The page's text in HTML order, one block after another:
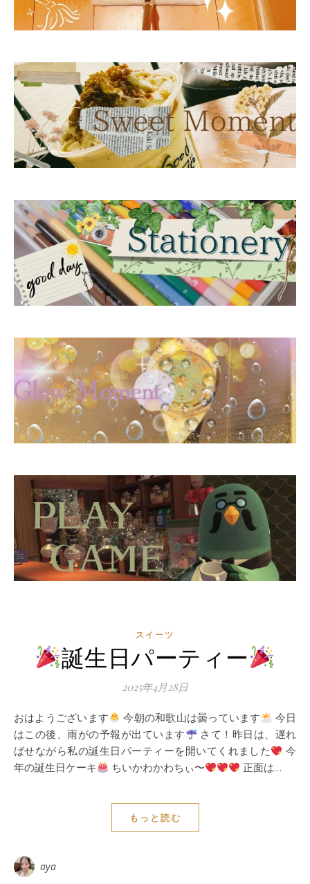
スイーツ
誕生日パーティー
2025年4月28日
おはようございます 今朝の和歌山は曇っています
今日
はこの後、雨がの予報が出ています
さて！昨日は、遅れ
ばせながら私の誕生日パーティーを開いてくれました
今
年の誕生日ケーキ
ちいかわかわちぃ〜 正面は…
もっと読む
aya